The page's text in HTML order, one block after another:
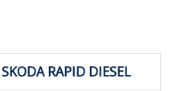
RAPID DIESEL